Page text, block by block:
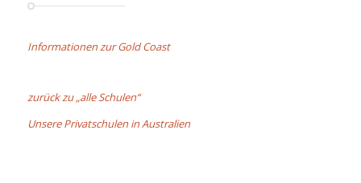
Informationen zur Gold Coast
zurück zu „alle Schulen“
Unsere Privatschulen in Australien